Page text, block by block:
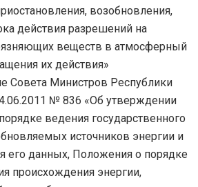
возобновления,
действия разрешений на
веществ в атмосферный
их действия»
Совета Министров Республики
№ 836 «Об утверждении
ведения государственного
источников энергии и
его данных, Положения о порядке
происхождения энергии,